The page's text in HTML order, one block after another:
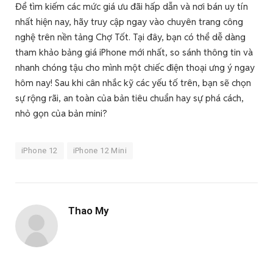
Để tìm kiếm các mức giá ưu đãi hấp dẫn và nơi bán uy tín
nhất hiện nay, hãy truy cập ngay vào chuyên trang công
nghệ trên nền tảng Chợ Tốt. Tại đây, bạn có thể dễ dàng
tham khảo bảng giá iPhone mới nhất, so sánh thông tin và
nhanh chóng tậu cho mình một chiếc điện thoại ưng ý ngay
hôm nay! Sau khi cân nhắc kỹ các yếu tố trên, bạn sẽ chọn
sự rộng rãi, an toàn của bản tiêu chuẩn hay sự phá cách,
nhỏ gọn của bản mini?
iPhone 12 iPhone 12 Mini
Thao My